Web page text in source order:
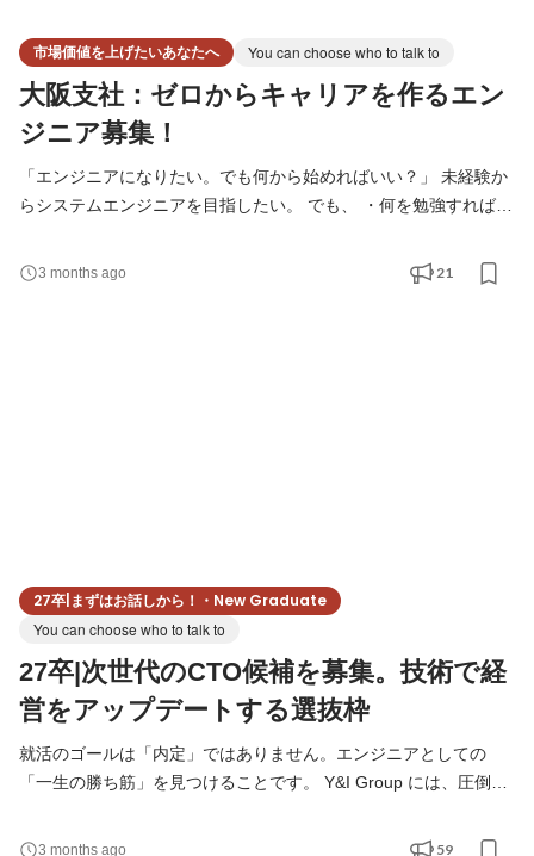
市場価値を上げたいあなたへ You can choose who to talk to
大阪支社：ゼロからキャリアを作るエン
ジニア募集！
「エンジニアになりたい。でも何から始めればいい？」 未経験か
らシステムエンジニアを目指したい。 でも、 ・何を勉強すればい
するか心配 そんな不安を感じるのは当然です。 私たちは、 “育て
3 months ago 21
27卒|まずはお話しから！・New Graduate
You can choose who to talk to
27卒|次世代のCTO候補を募集。技術で経
営をアップデートする選抜枠
就活のゴールは「内定」ではありません。エンジニアとしての
「一生の勝ち筋」を見つけることです。 Y&I Group には、圧倒的
があります。この環境を使い倒し、同世代が追いつけないほどの
3 months ago 59